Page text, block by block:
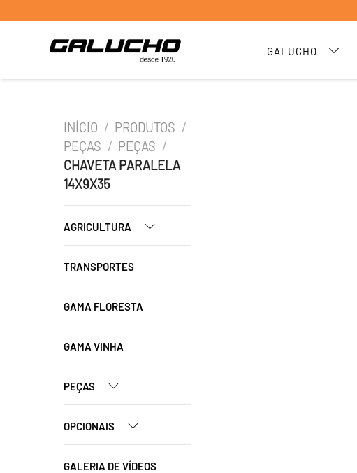
GALUCHO
INÍCIO / PRODUTOS /
PEÇAS / PEÇAS /
CHAVETA PARALELA
14X9X35
AGRICULTURA
TRANSPORTES
GAMA FLORESTA
GAMA VINHA
PEÇAS
OPCIONAIS
GALERIA DE VÍDEOS